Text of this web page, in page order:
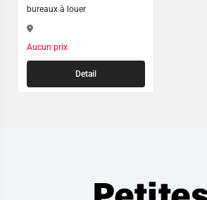
bureaux à louer
Aucun prix
Detail